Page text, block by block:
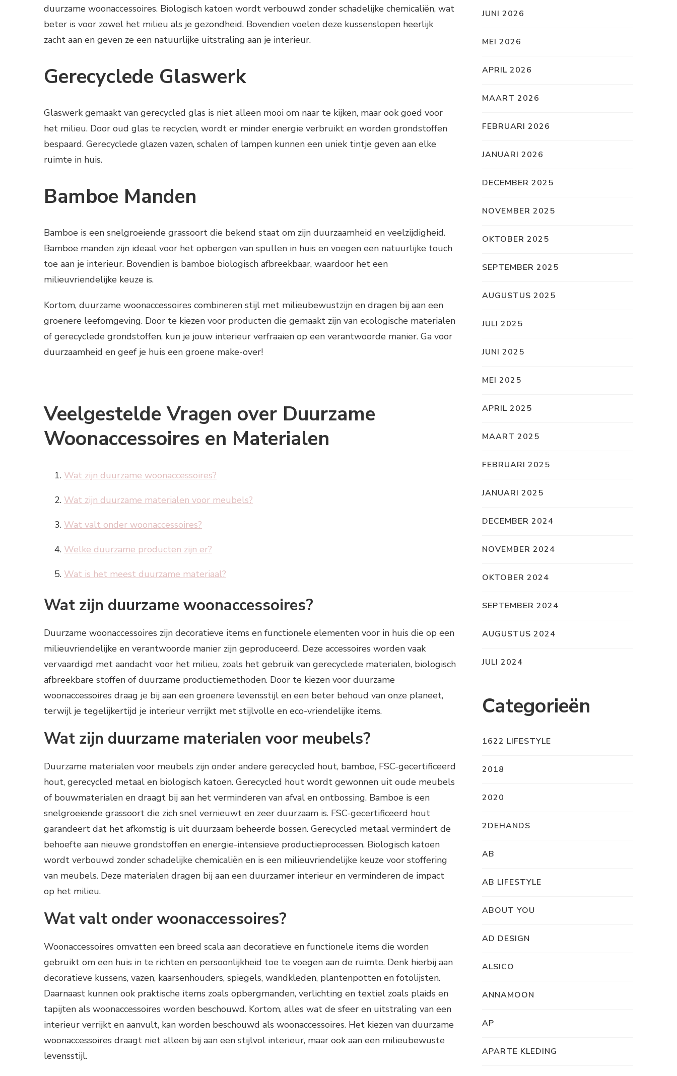
duurzame woonaccessoires. Biologisch katoen wordt verbouwd zonder schadelijke chemicaliën, wat
beter is voor zowel het milieu als je gezondheid. Bovendien voelen deze kussenslopen heerlijk
zacht aan en geven ze een natuurlijke uitstraling aan je interieur.
Gerecyclede Glaswerk
Glaswerk gemaakt van gerecycled glas is niet alleen mooi om naar te kijken, maar ook goed voor
het milieu. Door oud glas te recyclen, wordt er minder energie verbruikt en worden grondstoffen
bespaard. Gerecyclede glazen vazen, schalen of lampen kunnen een uniek tintje geven aan elke
ruimte in huis.
Bamboe Manden
Bamboe is een snelgroeiende grassoort die bekend staat om zijn duurzaamheid en veelzijdigheid.
Bamboe manden zijn ideaal voor het opbergen van spullen in huis en voegen een natuurlijke touch
toe aan je interieur. Bovendien is bamboe biologisch afbreekbaar, waardoor het een
milieuvriendelijke keuze is.
Kortom, duurzame woonaccessoires combineren stijl met milieubewustzijn en dragen bij aan een
groenere leefomgeving. Door te kiezen voor producten die gemaakt zijn van ecologische materialen
of gerecyclede grondstoffen, kun je jouw interieur verfraaien op een verantwoorde manier. Ga voor
duurzaamheid en geef je huis een groene make-over!
Veelgestelde Vragen over Duurzame
Woonaccessoires en Materialen
Wat zijn duurzame woonaccessoires?
Wat zijn duurzame materialen voor meubels?
Wat valt onder woonaccessoires?
Welke duurzame producten zijn er?
Wat is het meest duurzame materiaal?
Wat zijn duurzame woonaccessoires?
Duurzame woonaccessoires zijn decoratieve items en functionele elementen voor in huis die op een
milieuvriendelijke en verantwoorde manier zijn geproduceerd. Deze accessoires worden vaak
vervaardigd met aandacht voor het milieu, zoals het gebruik van gerecyclede materialen, biologisch
afbreekbare stoffen of duurzame productiemethoden. Door te kiezen voor duurzame
woonaccessoires draag je bij aan een groenere levensstijl en een beter behoud van onze planeet,
terwijl je tegelijkertijd je interieur verrijkt met stijlvolle en eco-vriendelijke items.
Wat zijn duurzame materialen voor meubels?
Duurzame materialen voor meubels zijn onder andere gerecycled hout, bamboe, FSC-gecertificeerd
hout, gerecycled metaal en biologisch katoen. Gerecycled hout wordt gewonnen uit oude meubels
of bouwmaterialen en draagt bij aan het verminderen van afval en ontbossing. Bamboe is een
snelgroeiende grassoort die zich snel vernieuwt en zeer duurzaam is. FSC-gecertificeerd hout
garandeert dat het afkomstig is uit duurzaam beheerde bossen. Gerecycled metaal vermindert de
behoefte aan nieuwe grondstoffen en energie-intensieve productieprocessen. Biologisch katoen
wordt verbouwd zonder schadelijke chemicaliën en is een milieuvriendelijke keuze voor stoffering
van meubels. Deze materialen dragen bij aan een duurzamer interieur en verminderen de impact
op het milieu.
Wat valt onder woonaccessoires?
Woonaccessoires omvatten een breed scala aan decoratieve en functionele items die worden
gebruikt om een huis in te richten en persoonlijkheid toe te voegen aan de ruimte. Denk hierbij aan
decoratieve kussens, vazen, kaarsenhouders, spiegels, wandkleden, plantenpotten en fotolijsten.
Daarnaast kunnen ook praktische items zoals opbergmanden, verlichting en textiel zoals plaids en
tapijten als woonaccessoires worden beschouwd. Kortom, alles wat de sfeer en uitstraling van een
interieur verrijkt en aanvult, kan worden beschouwd als woonaccessoires. Het kiezen van duurzame
woonaccessoires draagt niet alleen bij aan een stijlvol interieur, maar ook aan een milieubewuste
levensstijl.
JUNI 2026
MEI 2026
APRIL 2026
MAART 2026
FEBRUARI 2026
JANUARI 2026
DECEMBER 2025
NOVEMBER 2025
OKTOBER 2025
SEPTEMBER 2025
AUGUSTUS 2025
JULI 2025
JUNI 2025
MEI 2025
APRIL 2025
MAART 2025
FEBRUARI 2025
JANUARI 2025
DECEMBER 2024
NOVEMBER 2024
OKTOBER 2024
SEPTEMBER 2024
AUGUSTUS 2024
JULI 2024
Categorieën
1622 LIFESTYLE
2018
2020
2DEHANDS
AB
AB LIFESTYLE
ABOUT YOU
AD DESIGN
ALSICO
ANNAMOON
AP
APARTE KLEDING